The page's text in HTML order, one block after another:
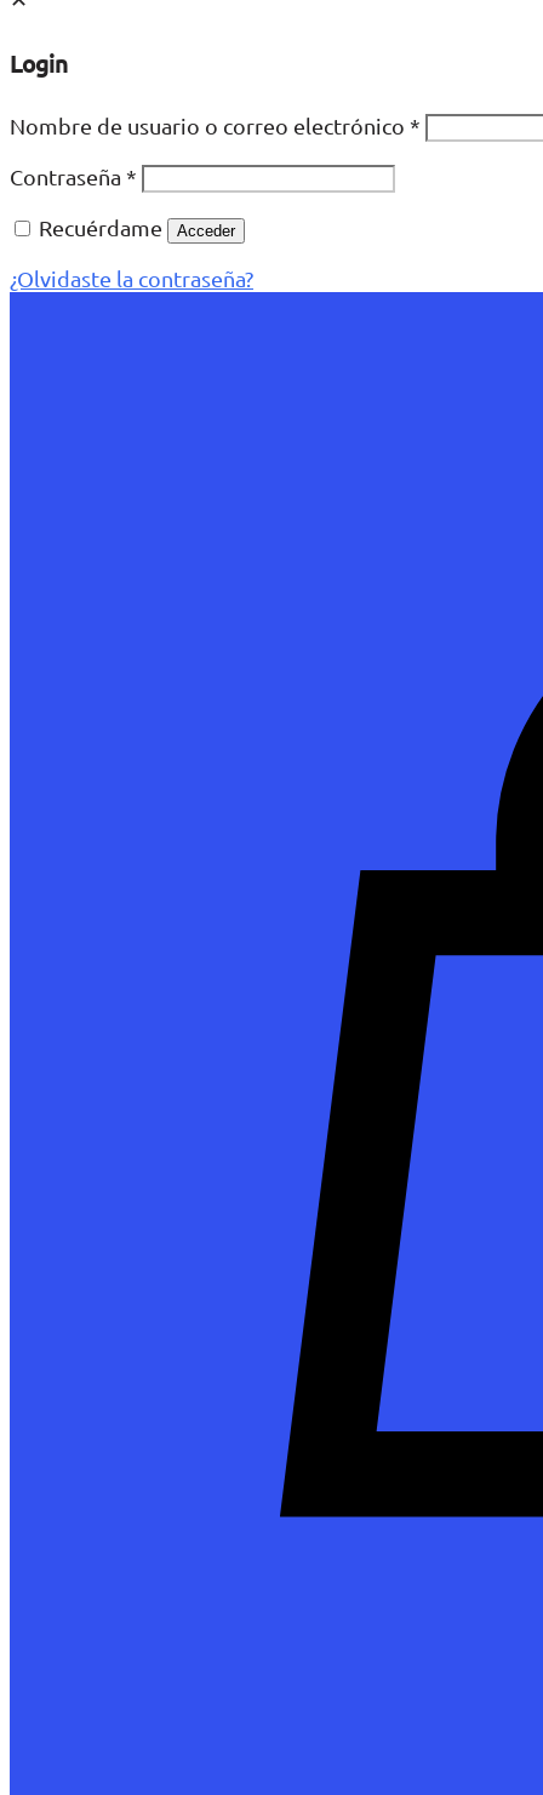
Login
Nombre de usuario o correo electrónico *
Contraseña *
Recuérdame
Acceder
¿Olvidaste la contraseña?